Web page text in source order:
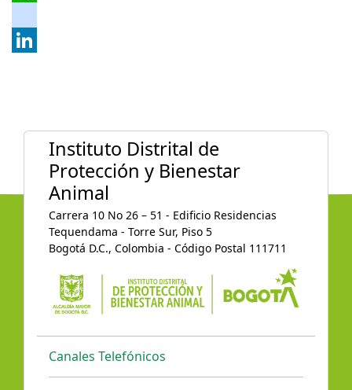
instagram
Instituto Distrital de
Protección y Bienestar
Animal
Carrera 10 No 26 – 51 - Edificio Residencias
Tequendama - Torre Sur, Piso 5
Bogotá D.C., Colombia - Código Postal 111711
Canales Telefónicos